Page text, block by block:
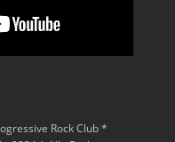
Rock Club *